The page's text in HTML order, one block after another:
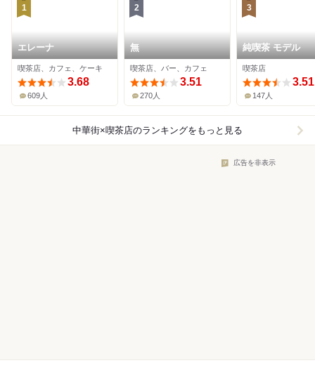
1
エレーナ
喫茶店、カフェ、ケーキ
3.68
609人
2
無
喫茶店、バー、カフェ
3.51
270人
3
純喫茶 モデル
喫茶店
3.51
147人
中華街×喫茶店のランキングをもっと見る
広告を非表示